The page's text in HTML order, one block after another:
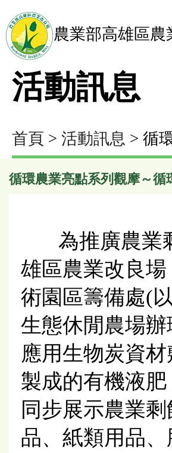
農業部高雄區農
活動訊息
首頁 > 活動訊息 > 循
循環農業亮點系列觀摩～循
為推廣農業剩
雄區農業改良
術園區籌備處(
生態休閒農場
應用生物炭資
製成的有機液
同步展示農業
品、紙類用品